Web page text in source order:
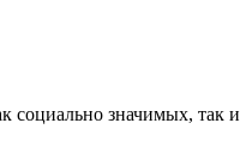
социально значимых, так и